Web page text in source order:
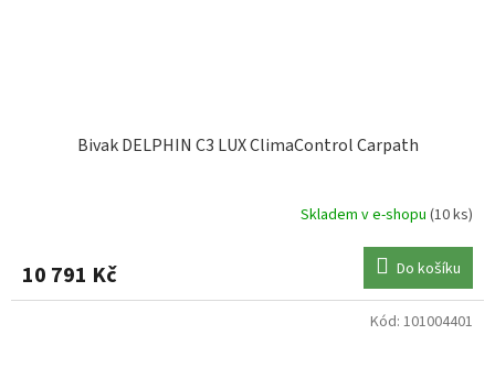
Bivak DELPHIN C3 LUX ClimaControl Carpath
Skladem v e-shopu (10 ks)
10 791 Kč Do košíku
Kód: 101004401